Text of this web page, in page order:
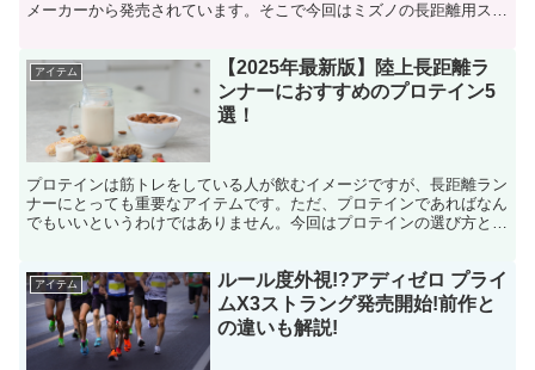
メーカーから発売されています。そこで今回はミズノの長距離用スパ
アイテム
【2025年最新版】陸上長距離ラ
ンナーにおすすめのプロテイン5
選！
プロテインは筋トレをしている人が飲むイメージですが、長距離ラン
ナーにとっても重要なアイテムです。ただ、プロテインであればなん
でもいいというわけではありません。今回はプロテインの選び方と、
アイテム
ルール度外視!?アディゼロ プライ
ムX3ストラング発売開始!前作と
の違いも解説!